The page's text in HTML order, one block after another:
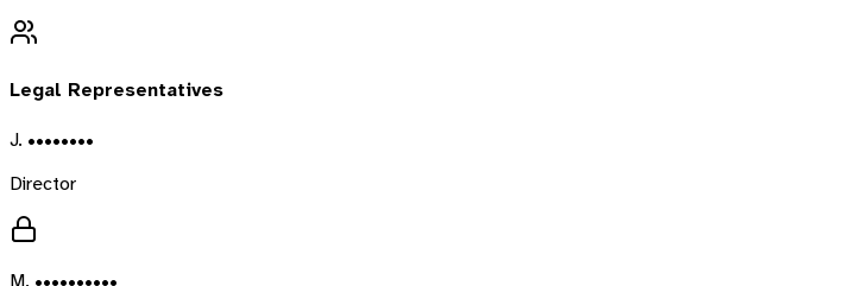
Legal Representatives
J. ••••••••
Director
M. ••••••••••